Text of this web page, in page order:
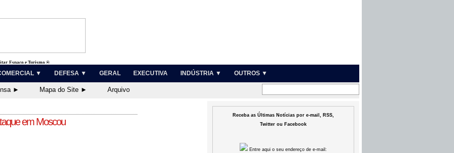
Espaço e Turismo ®
▼ DEFESA ▼ GERAL EXECUTIVA INDÚSTRIA ▼ OUTROS ▼
► Mapa do Site ► Arquivo
em Moscou
Receba as Últimas Notícias por e-mail, RSS,
Twitter ou Facebook
Entre aqui o seu endereço de e-mail: